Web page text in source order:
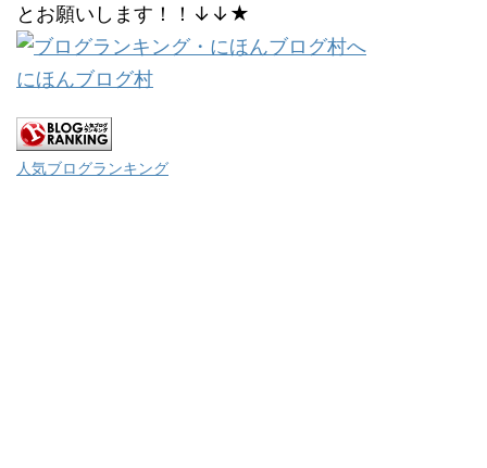
とお願いします！！↓↓★
にほんブログ村
人気ブログランキング